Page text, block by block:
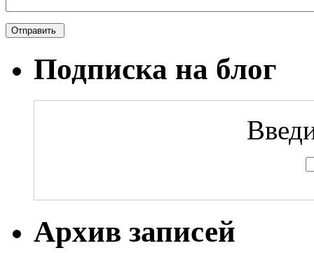
Подписка на блог
Архив записей